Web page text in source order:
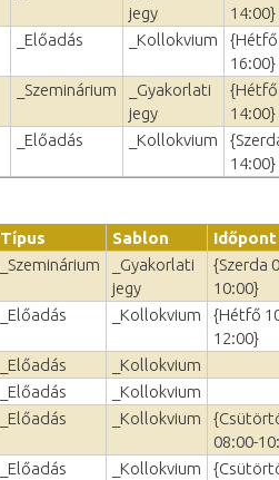
jegy
14:00}
_Előadás _Kollokvium
{Hétfő
16:00}
_Szeminárium
_Gyakorlati
jegy
{Hétfő
14:00}
_Előadás _Kollokvium
14:00}
Típus Sablon Időpont
_Szeminárium
_Gyakorlati
jegy
{Szerda
10:00}
_Előadás _Kollokvium
{Hétfő
12:00}
_Előadás
_Kollokvium
_Előadás
_Kollokvium
_Előadás _Kollokvium
08:00-
_Előadás _Kollokvium